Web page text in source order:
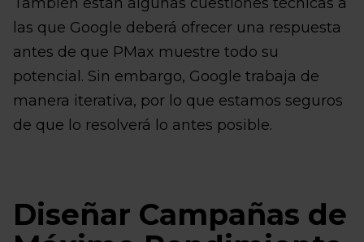
las que Google deberá ofrecer una respuesta
antes de que PMax muestre todo su
potencial. Sin embargo, Google trabaja de
manera iterativa, por lo que estamos seguros
de que lo resolverá lo antes posible.
Diseñar Campañas de